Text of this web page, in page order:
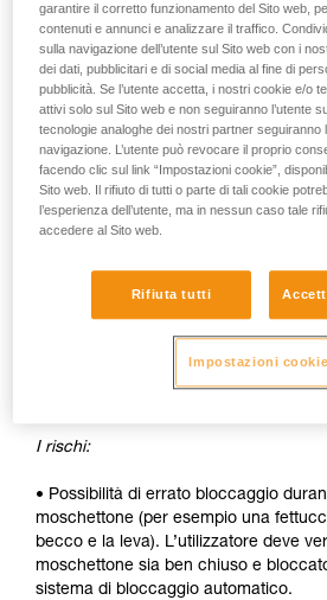
I vantaggi:
• Rapidità e facilità di apertura.
• Bloccaggio automatico rapido.
Gli svantaggi:
• Sbloccaggio della ghiera da
nel moschettone.
SICUREZZA
I rischi:
• Possibilità di errato bloccaggio
moschettone (per esempio una
becco e la leva). L’utilizzatore deve
moschettone sia ben chiuso e
sistema di bloccaggio automatico.
garantire il corretto funzionamento del Sito web,
contenuti e annunci e analizzare il traffico.
sulla navigazione dell’utente sul Sito web con i
dei dati, pubblicitari e di social media al fine di
pubblicità. Se l’utente accetta, i nostri cookie e/o
attivi solo sul Sito web e non seguiranno l’utente
tecnologie analoghe dei nostri partner seguiranno
navigazione. L’utente può revocare il proprio
facendo clic sul link “Impostazioni cookie”,
Sito web. Il rifiuto di tutti o parte di tali cookie
l’esperienza dell’utente, ma in nessun caso tale
accedere al Sito web.
Rifiuta tutti
Impostazioni cookie